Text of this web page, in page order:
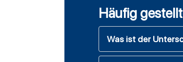
Häufig
Was ist der